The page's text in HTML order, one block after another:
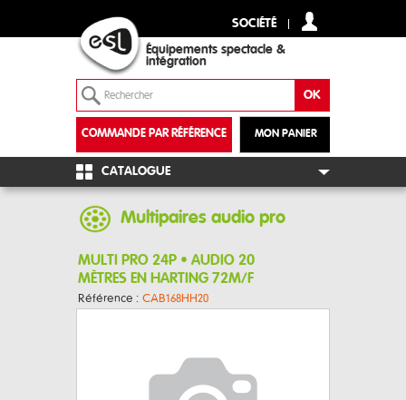
SOCIÉTÉ
Équipements spectacle &
intégration
MON PANIER
COMMANDE PAR RÉFÉRENCE
+
CATALOGUE
Multipaires audio pro
MULTI PRO 24P • AUDIO 20
MÈTRES EN HARTING 72M/F
Référence : CAB168HH20